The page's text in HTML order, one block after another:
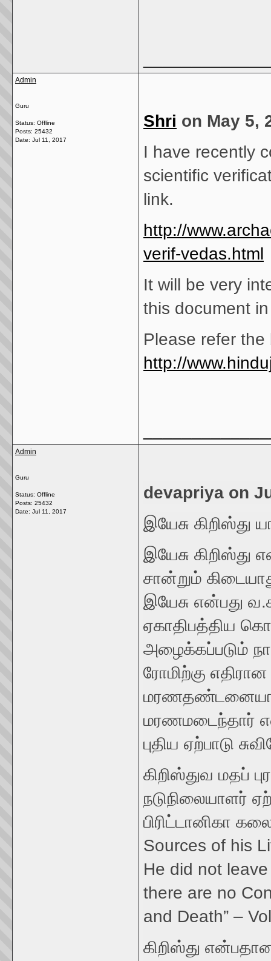
Admin
Guru
Status: Offline
Posts: 25432
Date: Jul 11, 2017
Shri on May 5,
I have recently
scientific
link.
http://
verif-vedas.html
It will be very
this document
Please refer
http://
Admin
Guru
Status: Offline
Posts: 25432
Date: Jul 11, 2017
devapriya on
இயேசு கிறிஸ்து
இயேசு கிறிஸ்து
சான்றும்
இயேசு என்பது
ஏகாதிபத்திய
அழைக்கப்படும்
ரோமிற்கு
மரணதண்டனையான
மரணமடைந்தார்
புதிய ஏற்பாடு
கிறிஸ்துவ மதப்
நடுநிலையாளர்
பிரிட்டானிகா
Sources of his
He did not
there are no
and Death” –
கிறிஸ்து